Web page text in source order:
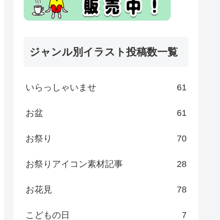
ジャンル別イラスト投稿数一覧
いらっしゃいませ 61
お盆 61
お祭り 70
お祭りアイコン素材記事 28
お花見 78
こどもの日 7